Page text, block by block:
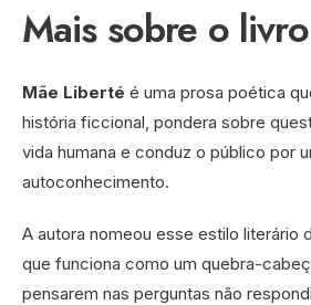
Mais sobre o livro
Mãe Liberté é uma prosa poética
história ficcional, pondera sobre
vida humana e conduz o público por
autoconhecimento.
A autora nomeou esse estilo literário
que funciona como um quebra-
pensarem nas perguntas não